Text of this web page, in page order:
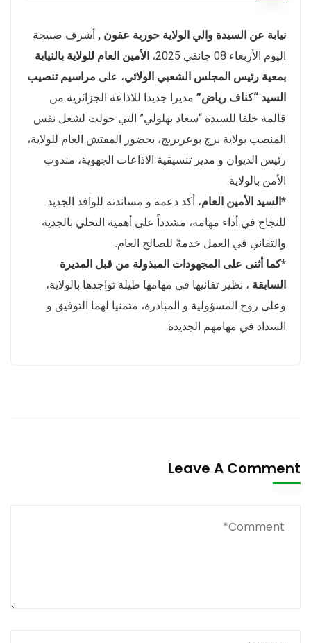
نيابة عن السيدة والي الولاية حورية عقون , أشرف صبيحة
اليوم الأربعاء 08 جانفي 2025،
الأمين العام للولاية بالنيابة
بمعية رئيس المجلس الشعبي الولائي، على مراسيم تنصيب
السيد “كناف رياض” مديرا جديدا للاذاعة الجزائرية من
قالمة خلفا للسيدة “سعاد بهلولي” التي حولت لشغل نفس
المنصب بولاية برج بوعريريج، بحضور المفتش العام للولاية،
رئيس الديوان و مدير تنسيقية الاذاعات الجهوية، مندوب
الأمن بالولاية.
*السيد الأمين العام، أكد دعمه و مساندته للوافد الجديد
للنجاح في أداء مهامه، مشدداً على أهمية التحلي بالجدية
والتفاني في العمل خدمةً للصالح العام.
*كما أثنى على المجهودات المبذولة من قبل المديرة
السابقة ، نظير تفانيها في مهامها طيلة تواجدها بالولاية،
وعلى روح المسؤولية و المبادرة، متمنيا لهما التوفيق و
السداد في مهامهم الجديدة.
Leave A Comment